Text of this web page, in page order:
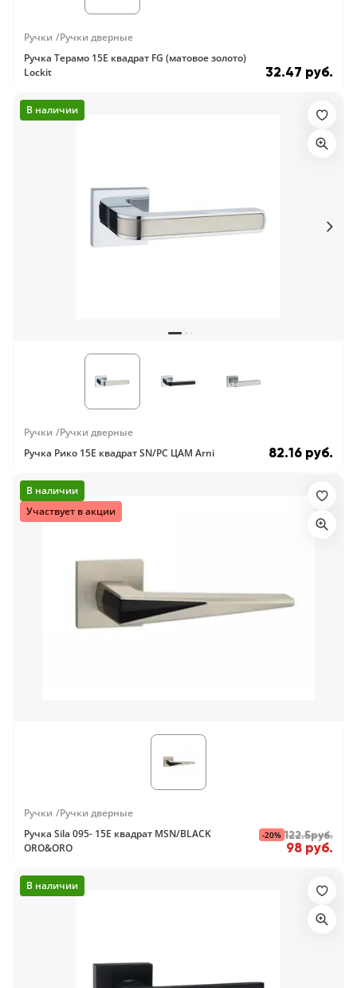
Ручки
Ручки дверные
Ручка Терамо 15E квадрат FG (матовое золото)
Lockit
32.47 руб.
В наличии
Ручки
Ручки дверные
Ручка Рико 15E квадрат SN/PC ЦАМ Arni
82.16 руб.
В наличии
Участвует в акции
Ручки
Ручки дверные
Ручка Sila 095- 15E квадрат MSN/BLACK
ORO&ORO
-20% 122.5руб.
98 руб.
В наличии